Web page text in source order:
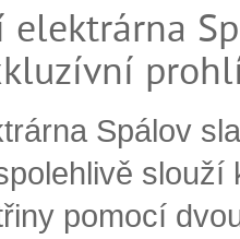
Spálov
slouží
pomocí